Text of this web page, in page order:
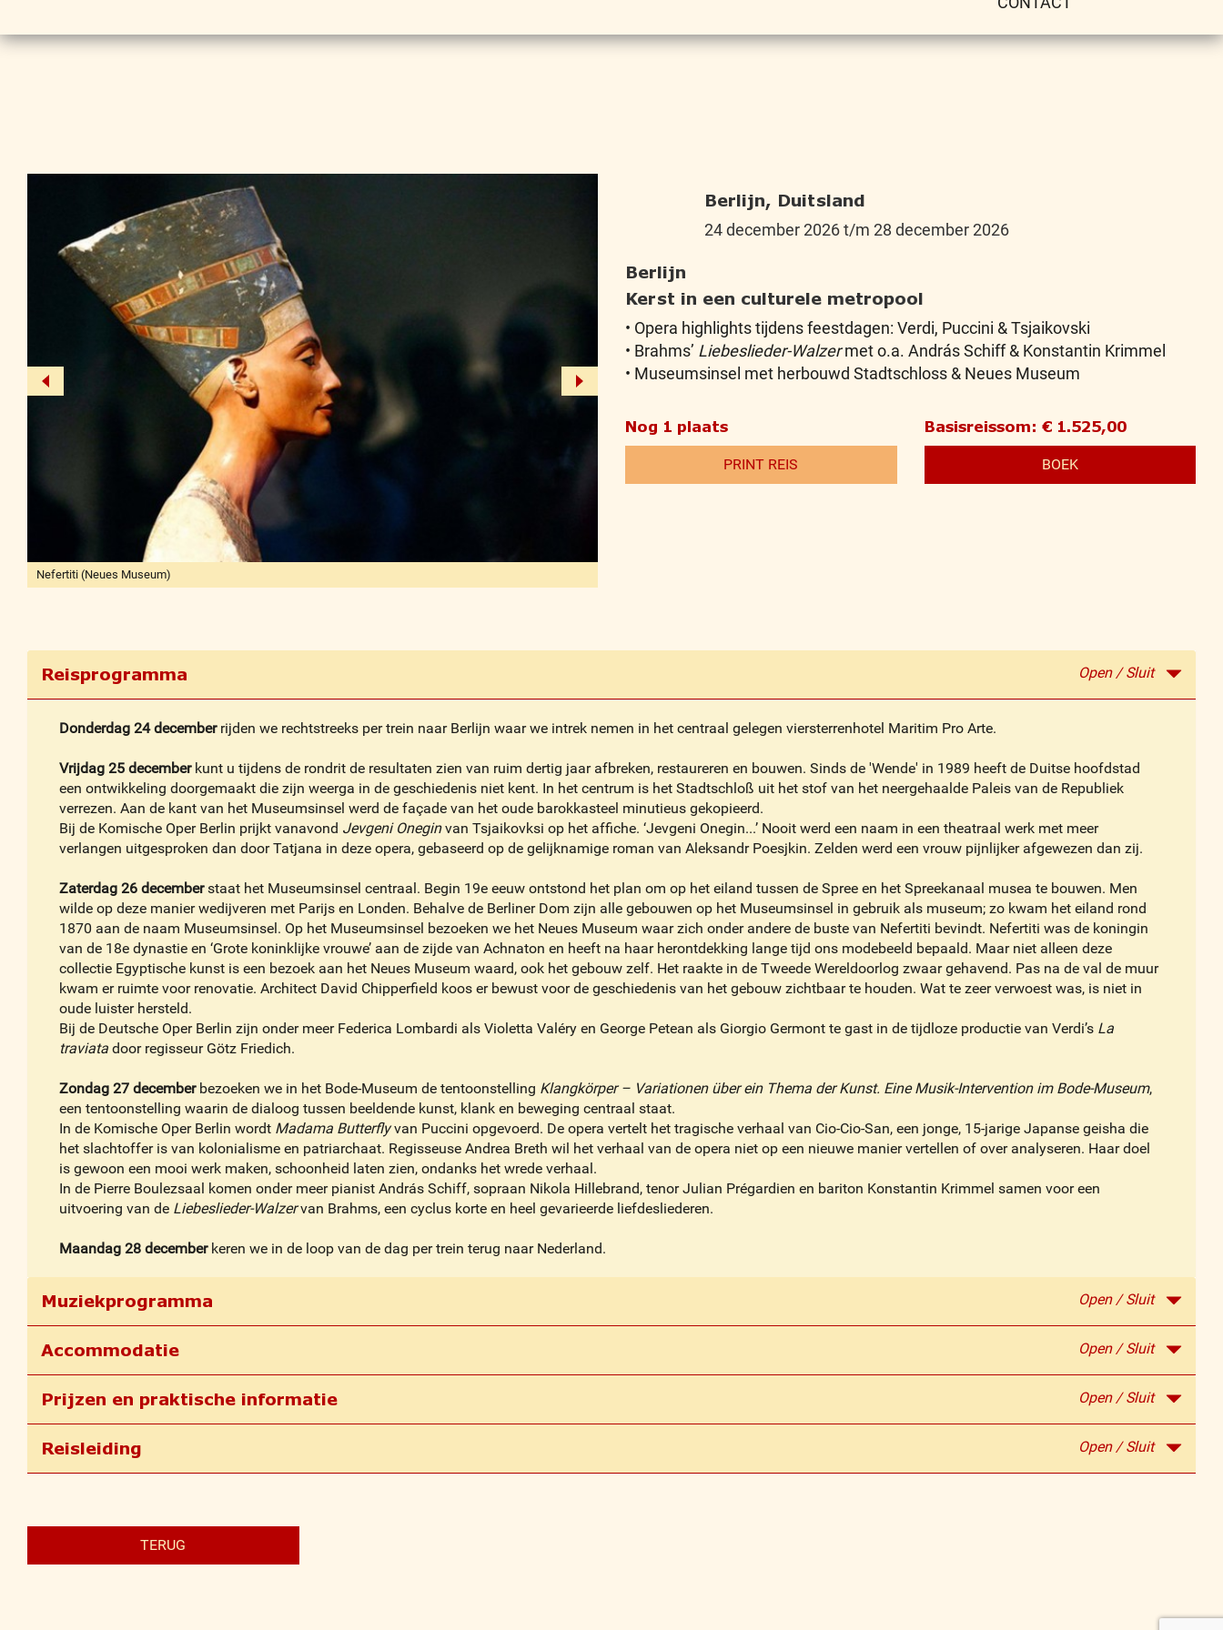
Nefertiti (Neues Museum)
Julian Prégardien
Berlijn, Duitsland
24 december 2026 t/m 28 december 2026
Berlijn
Kerst in een culturele metropool
• Opera highlights tijdens feestdagen: Verdi, Puccini & Tsjaikovski
• Brahms’ Liebeslieder-Walzermet o.a. András Schiff & Konstantin Krimmel
• Museumsinsel met herbouwd Stadtschloss & Neues Museum
Nog 1 plaats Basisreissom: € 1.525,00
PRINT REIS BOEK
Reisprogramma Open / Sluit
Donderdag 24 decemberrijden we rechtstreeks per trein naar Berlijn waar we intrek nemen in het centraal gelegen viersterrenhotel Maritim Pro Arte.
Vrijdag 25 decemberkunt u tijdens de rondrit de resultaten zien van ruim dertig jaar afbreken, restaureren en bouwen. Sinds de 'Wende' in 1989 heeft de Duitse hoofdstad
een ontwikkeling doorgemaakt die zijn weerga in de geschiedenis niet kent. In het centrum is het Stadtschloß uit het stof van het neergehaalde Paleis van de Republiek
verrezen. Aan de kant van het Museumsinsel werd de façade van het oude barokkasteel minutieus gekopieerd.
Bij de Komische Oper Berlin prijkt vanavond Jevgeni Oneginvan Tsjaikovksi op het affiche. ‘Jevgeni Onegin...’ Nooit werd een naam in een theatraal werk met meer
verlangen uitgesproken dan door Tatjana in deze opera, gebaseerd op de gelijknamige roman van Aleksandr Poesjkin. Zelden werd een vrouw pijnlijker afgewezen dan zij.
Zaterdag 26 decemberstaat het Museumsinsel centraal. Begin 19e eeuw ontstond het plan om op het eiland tussen de Spree en het Spreekanaal musea te bouwen. Men
wilde op deze manier wedijveren met Parijs en Londen. Behalve de Berliner Dom zijn alle gebouwen op het Museumsinsel in gebruik als museum; zo kwam het eiland rond
1870 aan de naam Museumsinsel. Op het Museumsinsel bezoeken we het Neues Museum waar zich onder andere de buste van Nefertiti bevindt. Nefertiti was de koningin
van de 18e dynastie en ‘Grote koninklijke vrouwe’ aan de zijde van Achnaton en heeft na haar herontdekking lange tijd ons modebeeld bepaald. Maar niet alleen deze
collectie Egyptische kunst is een bezoek aan het Neues Museum waard, ook het gebouw zelf. Het raakte in de Tweede Wereldoorlog zwaar gehavend. Pas na de val de muur
kwam er ruimte voor renovatie. Architect David Chipperfield koos er bewust voor de geschiedenis van het gebouw zichtbaar te houden. Wat te zeer verwoest was, is niet in
oude luister hersteld.
Bij de Deutsche Oper Berlin zijn onder meer Federica Lombardi als Violetta Valéry en George Petean als Giorgio Germont te gast in de tijdloze productie van Verdi’s La
traviata door regisseur Götz Friedich.
Zondag 27 decemberbezoeken we in het Bode-Museum de tentoonstelling Klangkörper – Variationen über ein Thema der Kunst. Eine Musik-Intervention im Bode-Museum,
een tentoonstelling waarin de dialoog tussen beeldende kunst, klank en beweging centraal staat.
In de Komische Oper Berlin wordt Madama Butterflyvan Puccini opgevoerd. De opera vertelt het tragische verhaal van Cio-Cio-San, een jonge, 15-jarige Japanse geisha die
het slachtoffer is van kolonialisme en patriarchaat. Regisseuse Andrea Breth wil het verhaal van de opera niet op een nieuwe manier vertellen of over analyseren. Haar doel
is gewoon een mooi werk maken, schoonheid laten zien, ondanks het wrede verhaal.
In de Pierre Boulezsaal komen onder meer pianist András Schiff, sopraan Nikola Hillebrand, tenor Julian Prégardien en bariton Konstantin Krimmel samen voor een
uitvoering van de Liebeslieder-Walzervan Brahms, een cyclus korte en heel gevarieerde liefdesliederen.
Maandag 28 decemberkeren we in de loop van de dag per trein terug naar Nederland.
Muziekprogramma Open / Sluit
Accommodatie Open / Sluit
Prijzen en praktische informatie Open / Sluit
Reisleiding Open / Sluit
TERUG